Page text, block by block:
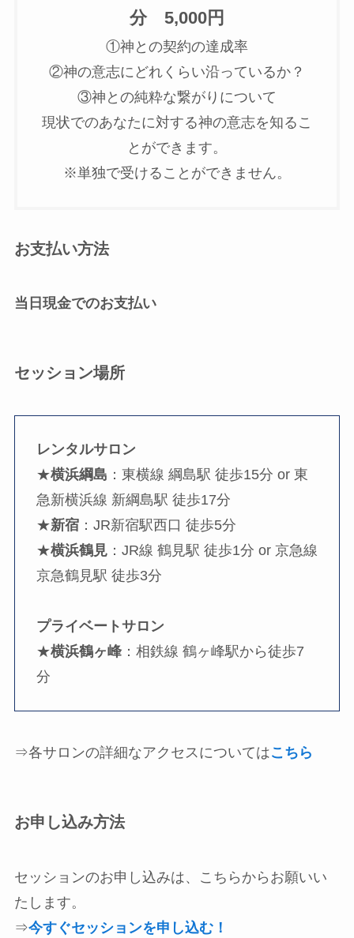
分 5,000円
①神との契約の達成率
②神の意志にどれくらい沿っているか？
③神との純粋な繋がりについて
現状でのあなたに対する神の意志を知るこ
とができます。
※単独で受けることができません。
お支払い方法
当日現金でのお支払い
セッション場所
レンタルサロン
★横浜綱島 ：東横線 綱島駅 徒歩15分 or 東
急新横浜線 新綱島駅 徒歩17分
★新宿：JR新宿駅西口 徒歩5分
★横浜鶴見：JR線 鶴見駅 徒歩1分 or 京急線
京急鶴見駅 徒歩3分
プライベートサロン
★横浜鶴ヶ峰：相鉄線 鶴ヶ峰駅から徒歩7
分
⇒各サロンの詳細なアクセスについてはこちら
お申し込み方法
セッションのお申し込みは、こちらからお願いい
たします。
⇒今すぐセッションを申し込む！